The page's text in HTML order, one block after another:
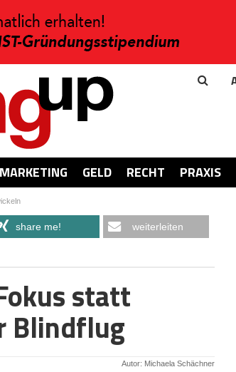
MARKETING GELD RECHT PRAXIS
share me! weiterleiten
statt
Blindflug
Autor: Michaela Schächner